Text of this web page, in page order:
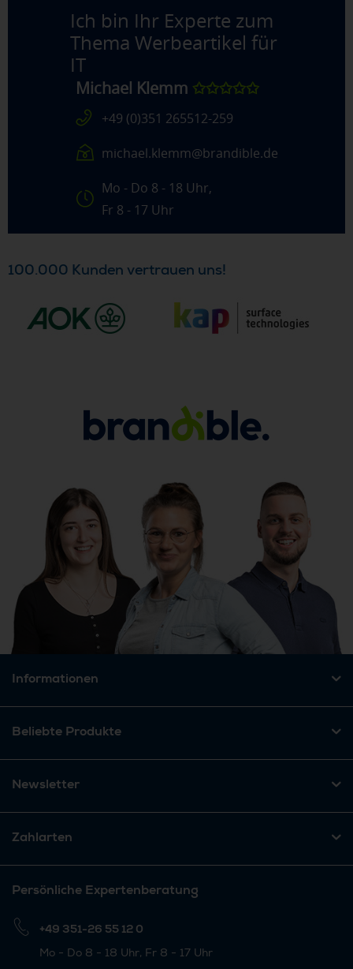
Ich bin Ihr Experte zum
Thema Werbeartikel für
IT
Michael Klemm ✩✩✩✩✩
+49 (0)351 265512-259
michael.klemm@brandible.de
Mo - Do 8 - 18 Uhr,
Fr 8 - 17 Uhr
100.000 Kunden vertrauen uns!
Informationen
Beliebte Produkte
Newsletter
Zahlarten
Persönliche Expertenberatung
+49 351-26 55 12 0
Mo - Do 8 - 18 Uhr, Fr 8 - 17 Uhr